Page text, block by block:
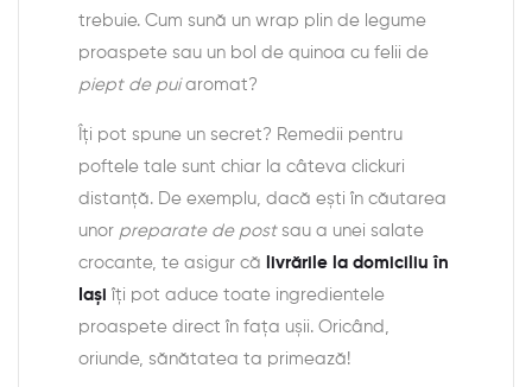
trebuie. Cum sună un wrap plin de legume
proaspete sau un bol de quinoa cu felii de
piept de puiaromat?
Îți pot spune un secret? Remedii pentru
poftele tale sunt chiar la câteva clickuri
distanță. De exemplu, dacă ești în căutarea
unor preparate de postsau a unei salate
crocante, te asigur că
livrările la domiciliu în
Iași îți pot aduce toate ingredientele
proaspete direct în fața ușii. Oricând,
oriunde, sănătatea ta primează!